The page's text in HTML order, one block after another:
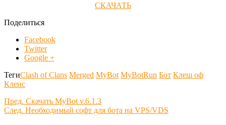
СКАЧАТЬ
Поделиться
Facebook
Twitter
Google +
ТегиClash of Clans Merged MyBot MyBotRun Бот Клеш оф
Кленс
Пред. Скачать MyBot v.6.1.3
След. Необходимый софт для бота на VPS/VDS